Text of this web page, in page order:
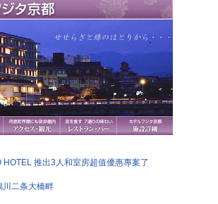
HOTEL 推出3人和室房超值優惠專案了
川二条大橋畔